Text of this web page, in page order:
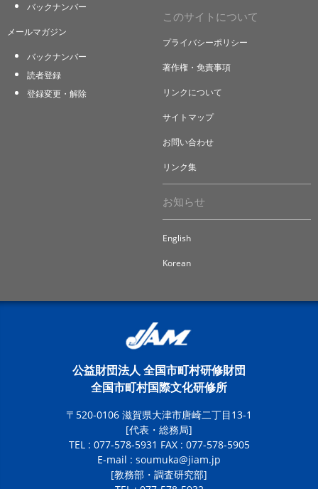
バックナンバー
メールマガジン
バックナンバー
読者登録
登録変更・解除
このサイトについて
プライバシーポリシー
著作権・免責事項
リンクについて
サイトマップ
お問い合わせ
リンク集
お知らせ
English
Korean
公益財団法人 全国市町村研修財団
全国市町村国際文化研修所
〒520-0106 滋賀県大津市唐崎二丁目13-1
[代表・総務局]
TEL : 077-578-5931 FAX : 077-578-5905
E-mail : soumuka@jiam.jp
[教務部・調査研究部]